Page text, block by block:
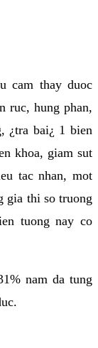
cam thay duoc
ruc, hung phan,
¿tra bai¿ 1 bien
khoa, giam sut
tac nhan, mot
gia thi so truong
tuong nay co
nam da tung